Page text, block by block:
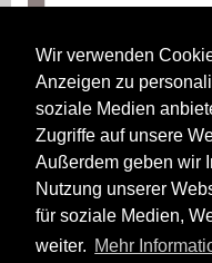
Wir verwenden
Anzeigen zu
soziale Medien
Zugriffe auf unsere
Außerdem geben wir
Nutzung unserer
für soziale Medien,
weiter. Mehr